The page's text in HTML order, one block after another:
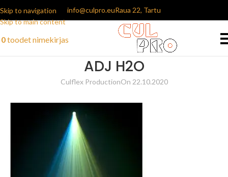
Skip to navigation
Skip to main content
info@culpro.euRaua 22, Tartu
0toodetnimekirjas
ADJ H2O
Culflex ProductionOn 22.10.2020